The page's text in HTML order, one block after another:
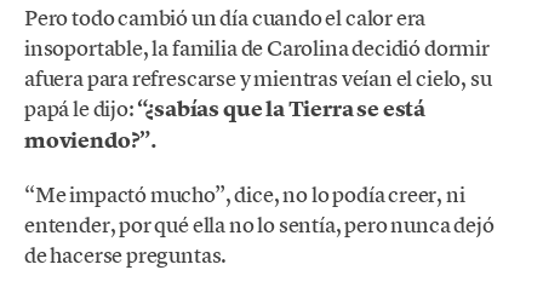
Pero todo cambió un día cuando el calor era
insoportable, la familia de Carolina decidió dormir
afuera para refrescarse y mientras veían el cielo, su
papá le dijo:“¿sabías que la Tierra se está
moviendo?”.
“Me impactó mucho”, dice, no lo podía creer, ni
entender, por qué ella no lo sentía, pero nunca dejó
de hacerse preguntas.